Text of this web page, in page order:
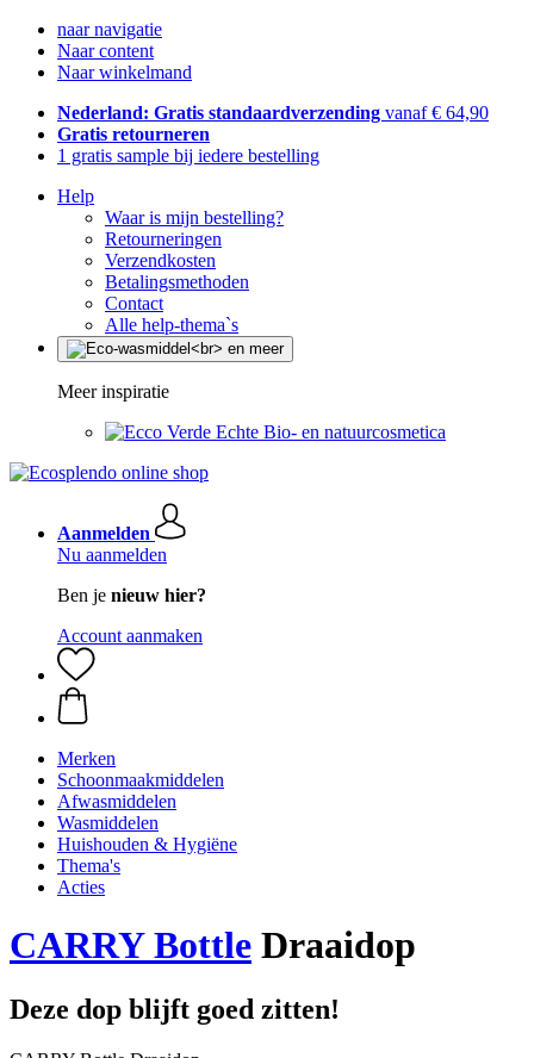
naar navigatie
Naar content
Naar winkelmand
Nederland: Gratis standaardverzending vanaf € 64,90
Gratis retourneren
1 gratis sample bij iedere bestelling
Help
Waar is mijn bestelling?
Retourneringen
Verzendkosten
Betalingsmethoden
Contact
Alle help-thema`s
Meer inspiratie
Echte Bio- en natuurcosmetica
Aanmelden
Nu aanmelden
Ben je nieuw hier?
Account aanmaken
Merken
Schoonmaakmiddelen
Afwasmiddelen
Wasmiddelen
Huishouden & Hygiëne
Thema's
Acties
CARRY Bottle Draaidop
Deze dop blijft goed zitten!